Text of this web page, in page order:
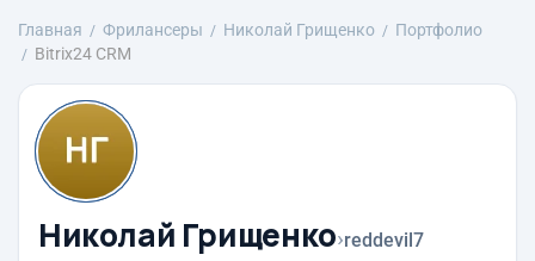
Главная Фрилансеры Николай Грищенко
Портфолио
Bitrix24 CRM
Николай Грищенко›reddevil7